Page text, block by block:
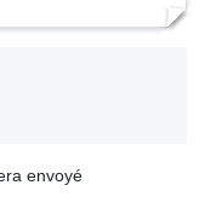
envoyé